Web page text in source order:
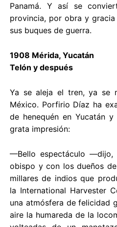
Panamá. Y así se
provincia, por obra y
sus buques de guerra.
1908 Mérida, Yucatán
Telón y después
Ya se aleja el tren, ya se
México. Porfirio Díaz ha
de henequén en Yucatán
grata impresión:
—Bello espectáculo —dijo,
obispo y con los dueños
millares de indios que
la International Harvester
una atmósfera de felicidad
aire la humareda de la